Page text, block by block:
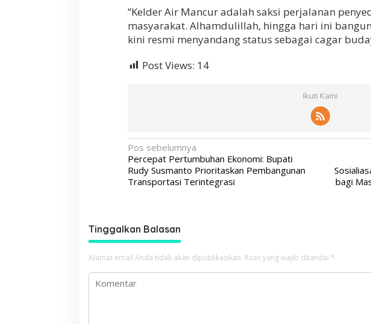
“Kelder Air Mancur adalah saksi perjalanan
masyarakat. Alhamdulillah, hingga hari ini
kini resmi menyandang status sebagai cagar
Post Views: 14
Ikuti Kami
N
a
v
a
s
i
p
Pos sebelumnya
Percepat Pertumbuhan Ekonomi: Bupati
Rudy Susmanto Prioritaskan Pembangunan
Transportasi Terintegrasi
bagi
Tinggalkan Balasan
Alamat email Anda tidak akan dipublikasikan. Ruas yang wajib ditandai *